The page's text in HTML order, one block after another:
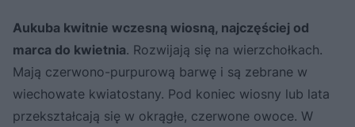
Aukuba kwitnie wczesną wiosną, najczęściej od
marca do kwietnia. Rozwijają się na wierzchołkach.
Mają czerwono-purpurową barwę i są zebrane w
wiechowate kwiatostany. Pod koniec wiosny lub lata
przekształcają się w okrągłe, czerwone owoce. W